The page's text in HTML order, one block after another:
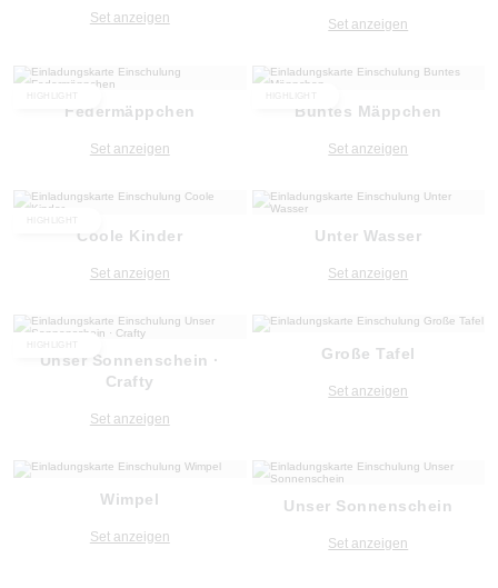
Set anzeigen Set anzeigen
Federmäppchen
Set anzeigen
Buntes Mäppchen
Set anzeigen
Coole Kinder
Set anzeigen
Unter Wasser
Set anzeigen
Unser Sonnenschein ·
Crafty
Set anzeigen
Große Tafel
Set anzeigen
Wimpel
Set anzeigen
Unser Sonnenschein
Set anzeigen